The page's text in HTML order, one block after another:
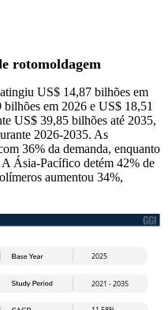
rotomoldagem
US$ 14,87 bilhões em
em 2026 e US$ 18,51
US$ 39,85 bilhões até 2035,
2026-2035. As
36% da demanda, enquanto
Ásia-Pacífico detém 42% de
aumentou 34%,